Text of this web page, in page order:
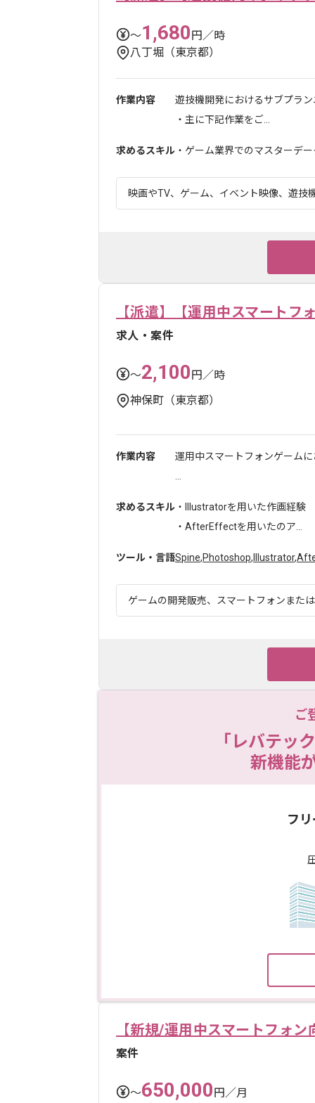
〜1,680円／時
八丁堀（東京都）
作業内容
遊技機開発におけるサブプラ
・主に下記作業をご...
求めるスキル ・ゲーム業界でのマスターデ
映画やTV、ゲーム、イベント映像、遊技
【派遣】【運用中スマートフ
求人・案件
〜2,100円／時
神保町（東京都）
作業内容
運用中スマートフォンゲーム
求めるスキル ・Illustratorを用いた作画経験
・AfterEffectを用いたのア...
ツール・言語Spine,Photoshop, Illustrator,
ゲームの開発販売、スマートフォンまた
ご
「レバテッ
新機能
フ
【新規/運用中スマートフォ
案件
〜650,000円／月